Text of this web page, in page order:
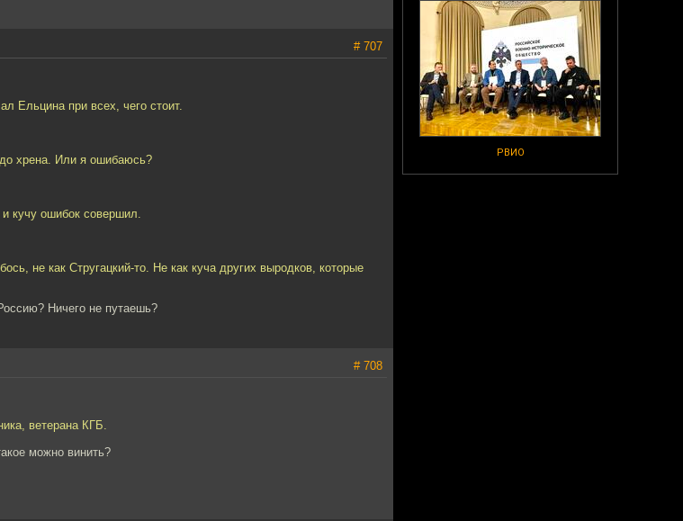
РВИО
# 707
Ельцина при всех, чего стоит.
хрена. Или я ошибаюсь?
кучу ошибок совершил.
не как Стругацкий-то. Не как куча других выродков, которые
Ничего не путаешь?
# 708
ветерана КГБ.
можно винить?